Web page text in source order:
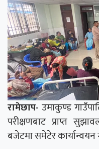
रामेछाप- उमाकुण्ड
परीक्षणबाट प्राप्त
बजेटमा समेटेर कार्यान्वयन